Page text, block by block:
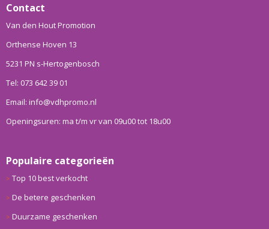
Contact
Van den Hout Promotion
Orthense Hoven 13
5231 PN s-Hertogenbosch
Tel: 073 642 39 01
Email: info@vdhpromo.nl
Openingsuren: ma t/m vr van 09u00 tot 18u00
Populaire categorieën
Top 10 best verkocht
De betere geschenken
Duurzame geschenken